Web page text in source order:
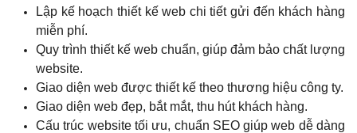
Lập kế hoạch thiết kế web chi tiết gửi đến khách hàng
miễn phí.
Quy trình thiết kế web chuẩn, giúp đảm bảo chất lượng
website.
Giao diện web được thiết kế theo thương hiệu công ty.
Giao diện web đẹp, bắt mắt, thu hút khách hàng.
Cấu trúc website tối ưu, chuẩn SEO giúp web dễ dàng